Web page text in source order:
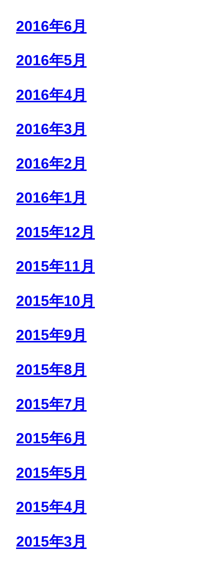
2016年6月
2016年5月
2016年4月
2016年3月
2016年2月
2016年1月
2015年12月
2015年11月
2015年10月
2015年9月
2015年8月
2015年7月
2015年6月
2015年5月
2015年4月
2015年3月